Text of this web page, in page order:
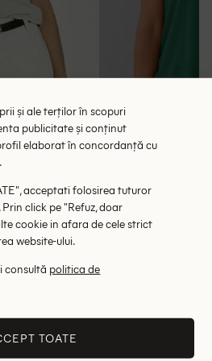
lei
și ale terților în scopuri
publicitate și conținut
elaborat în concordanță cu
acceptati folosirea tuturor
click pe "Refuz, doar
cookie in afara de cele strict
website-ului.
consultă politica de
TOATE